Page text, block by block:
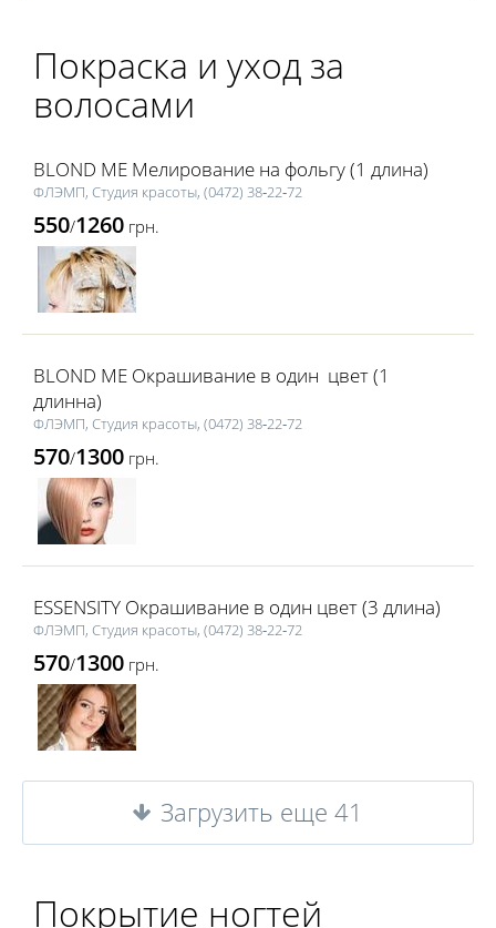
Покраска и уход за
волосами
BLOND ME Мелирование на фольгу (1 длина)
ФЛЭМП, Студия красоты, (0472) 38‑22‑72
550/1260 грн.
BLOND ME Окрашивание в один цвет (1
длинна)
ФЛЭМП, Студия красоты, (0472) 38‑22‑72
570/1300 грн.
ESSENSITY Окрашивание в один цвет (3 длина)
ФЛЭМП, Студия красоты, (0472) 38‑22‑72
570/1300 грн.
Загрузить еще 41
Покрытие ногтей